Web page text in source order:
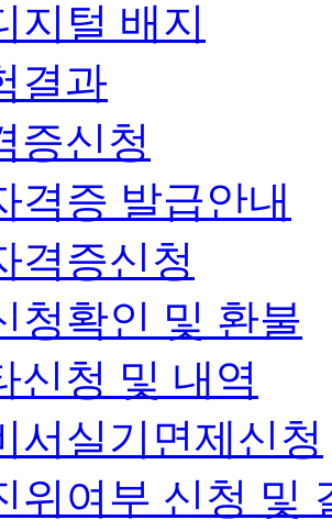
지털 배지
결과
증신청
격증 발급안내
격증신청
청확인 및 환불
신청 및 내역
서실기면제신청
위여부 신청 및